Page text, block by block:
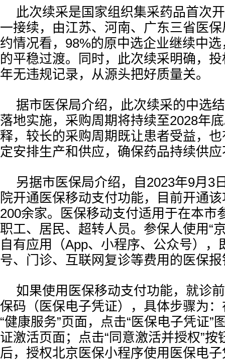
此次续采是国家组织集采药品首次
一接续，由江苏、河南、广东三省医
约情况看，98%的原中选企业继续中
的平稳过渡。同时，此次续采明确，
年无违规记录，从源头把好质量关。
据市医保局介绍，此次续采的中选
落地实施，采购周期将持续至2028年
释，较长的采购周期既让患者受益，
定安排生产和供应，确保药品持续供
另据市医保局介绍，自2023年9月3
院开通医保移动支付功能，目前开通
200余家。医保移动支付适用于在本市
职工、居民、超转人员。参保人使用“
自有应用（App、小程序、公众号），
号、门诊、互联网复诊等费用的医保
如果使用医保移动支付功能，就诊
保码（医保电子凭证），具体步骤为：
“健康服务”页面，点击“医保电子凭证”
证激活页面；点击“同意激活并授权”按
后，授权北京医保小程序使用医保电